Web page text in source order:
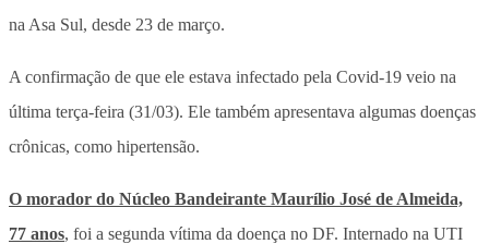
na Asa Sul, desde 23 de março.
A confirmação de que ele estava infectado pela Covid-19 veio na
última terça-feira (31/03). Ele também apresentava algumas doenças
crônicas, como hipertensão.
O morador do Núcleo Bandeirante Maurílio José de Almeida,
77 anos, foi a segunda vítima da doença no DF. Internado na UTI